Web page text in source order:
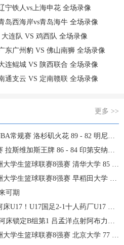
宁铁人vs上海申花 全场录像
岛西海岸vs青岛海牛 全场录像
连队 VS 鸡西队 全场录像
东广州豹 VS 佛山南狮 全场录像
连鲲城 VS 陕西联合 全场录像
通支云 VS 定南赣联 全场录像
更多 >>
洛杉矶火花 89 - 82 明尼苏达山猫 全场集锦
加斯王牌 86 - 84 印第安纳狂热 全场集锦
联赛8强赛 清华大学 85 - 81 菲律宾大学 集锦
联赛8强赛 早稻田大学 78 - 71 高丽大学 集锦
可期
国足2-1十人药厂U17 赵松源登场1分钟传射
组第1 吕孟洋点射阿布力米破门 将战A组第2
联赛8强赛 北京大学 77 - 79 上海交通大学 集锦